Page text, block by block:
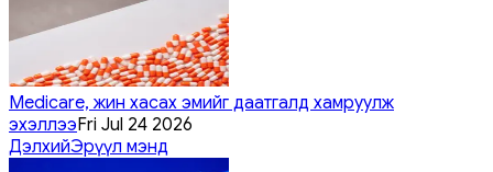
Medicare, жин хасах эмийг даатгалд хамруулж
эхэллээFri Jul 24 2026
ДэлхийЭрүүл мэнд